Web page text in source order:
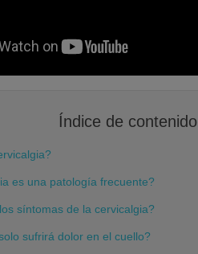
Índice de contenido
es una patología frecuente?
síntomas de la cervicalgia?
sufrirá dolor en el cuello?